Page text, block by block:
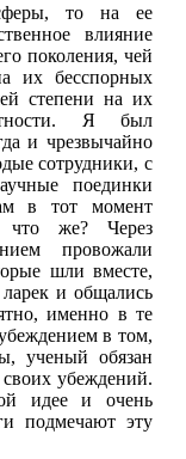
то на ее
влияние
поколения, чей
их бесспорных
степени на их
Я был
и чрезвычайно
сотрудники, с
поединки
в тот момент
что же? Через
провожали
шли вместе,
и общались
именно в те
в том,
ученый обязан
убеждений.
идее и очень
подмечают эту